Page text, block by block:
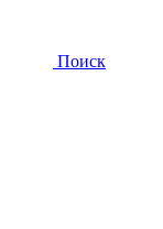
Поиск